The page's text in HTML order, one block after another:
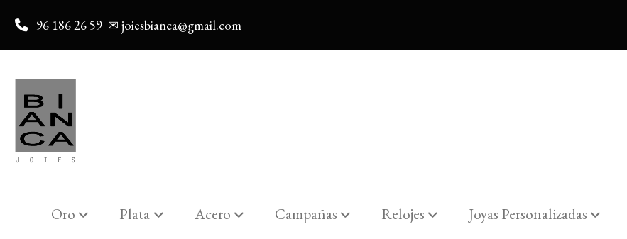
96 186 26 59 ✉ joiesbianca@gmail.com
Oro Plata Acero Campañas Relojes Joyas Personalizadas